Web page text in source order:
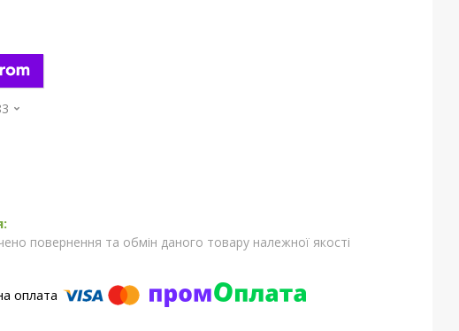
повернення та обмін даного товару належної якості